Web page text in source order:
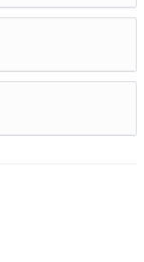
이 변경될 수 있